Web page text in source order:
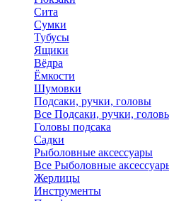
Сита
Сумки
Тубусы
Ящики
Вёдра
Ёмкости
Шумовки
Подсаки, ручки, головы
Все Подсаки, ручки,
Головы подсака
Садки
Рыболовные аксессуары
Все Рыболовные
Жерлицы
Инструменты